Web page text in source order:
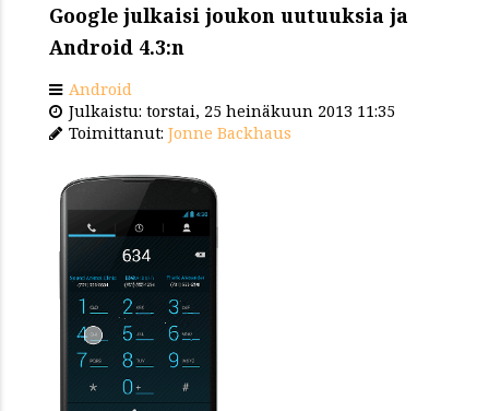
Google julkaisi joukon uutuuksia ja
Android 4.3:n
Android
Julkaistu: torstai, 25 heinäkuun 2013 11:35
Toimittanut: Jonne Backhaus